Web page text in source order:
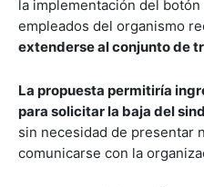
la implementación del
empleados del organismo
extenderse al conjunto de
La propuesta permitiría
para solicitar la baja del
sin necesidad de presentar
comunicarse con la